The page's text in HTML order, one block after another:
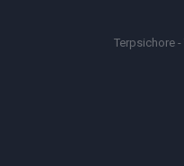
Terpsichore